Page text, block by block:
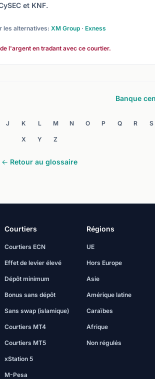
et KNF.
les alternatives: XM Group · Exness
l'argent en tradant avec ce courtier.
Banque
J K L M N O P Q R S
X Y Z
← Retour au glossaire
Courtiers
Courtiers ECN
Effet de levier élevé
Dépôt minimum
Bonus sans dépôt
Sans swap (islamique)
Courtiers MT4
Courtiers MT5
xStation 5
M-Pesa
Régions
UE
Hors Europe
Asie
Amérique latine
Caraïbes
Afrique
Non régulés